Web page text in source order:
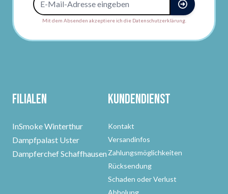
Mit dem Absenden akzeptiere ich die Datenschutzerklärung.
Filialen
InSmoke Winterthur
Dampfpalast Uster
Dampferchef Schaffhausen
Kundendienst
Kontakt
Versandinfos
Zahlungsmöglichkeiten
Rücksendung
Schaden oder Verlust
Abholung